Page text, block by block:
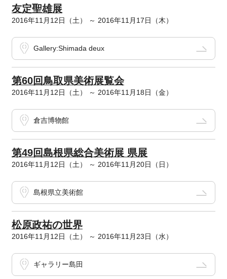
友定聖雄展
2016年11月12日（土） ～ 2016年11月17日（木）
Gallery:Shimada deux
第60回鳥取県美術展覧会
2016年11月12日（土） ～ 2016年11月18日（金）
倉吉博物館
第49回島根県総合美術展 県展
2016年11月12日（土） ～ 2016年11月20日（日）
島根県立美術館
松原政祐の世界
2016年11月12日（土） ～ 2016年11月23日（水）
ギャラリー島田